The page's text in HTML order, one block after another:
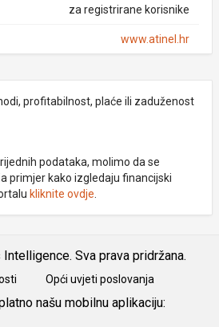
za registrirane korisnike
www.atinel.hr
profitabilnost, plaće ili zaduženost
podataka, molimo da se
primjer kako izgledaju financijski
kliknite ovdje
Sva prava pridržana.
Opći uvjeti poslovanja
našu mobilnu aplikaciju: